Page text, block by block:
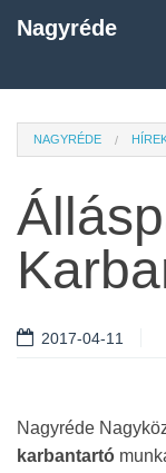
Nagyréde
NAGYRÉDE
2017-04-11
Nagyréde
karbantartó